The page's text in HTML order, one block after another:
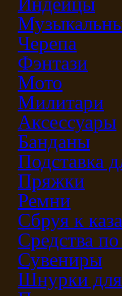
Черепа
Фэнтази
Мото
Милитари
Аксессуары
Банданы
Подставка
Пряжки
Ремни
Сбруя к
Средства
Сувениры
Шнурки